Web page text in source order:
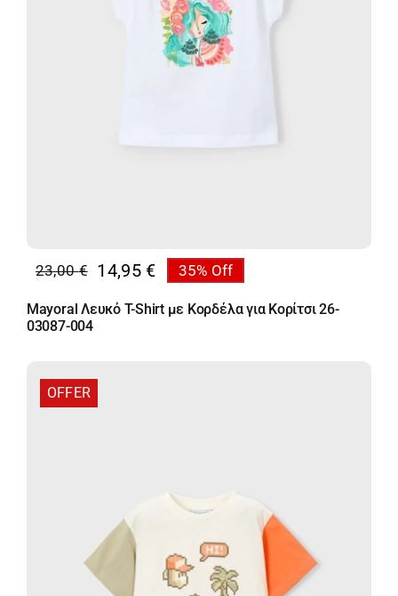
23,00€
Original
price
was:
14,95 €
Η
τρέχουσα
τιμή
35% Off
Mayoral Λευκό T-Shirt με Κορδέλα για Κορίτσι 26-
03087-004
OFFER